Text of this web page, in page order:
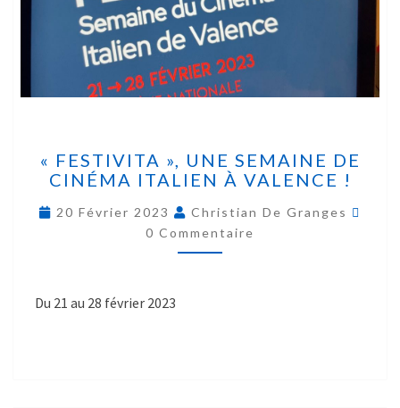
« FESTIVITA », UNE SEMAINE DE
CINÉMA ITALIEN À VALENCE !
20 Février 2023
Christian De Granges
0 Commentaire
Du 21 au 28 février 2023